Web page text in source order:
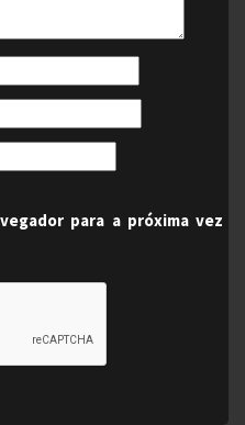
para a próxima vez